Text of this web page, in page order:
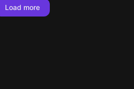
Load more